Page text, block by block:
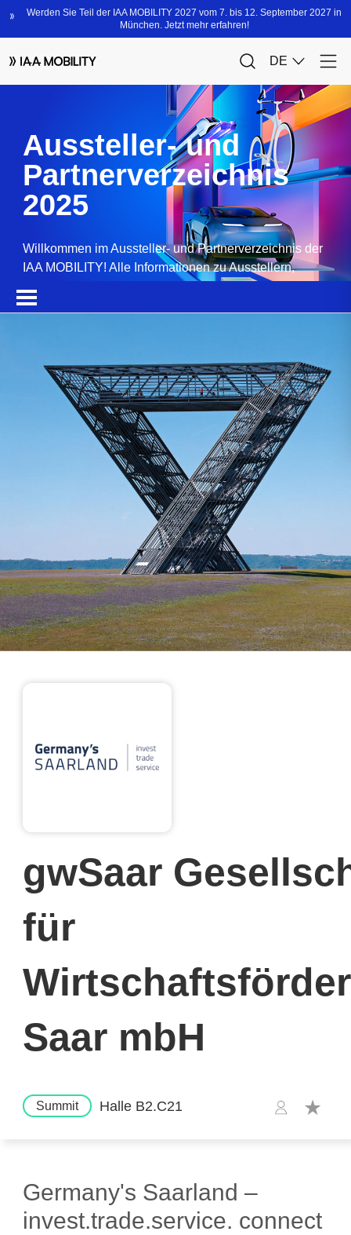
Aussteller- und
Partnerverzeichnis
2025
Willkommen im Aussteller- und Partnerverzeichnis der
IAA MOBILITY! Alle Informationen zu Ausstellern,
gwSaar
für
Saar mbH
Summit Halle B2.C21
Germany's Saarland –
invest.trade.service. connect